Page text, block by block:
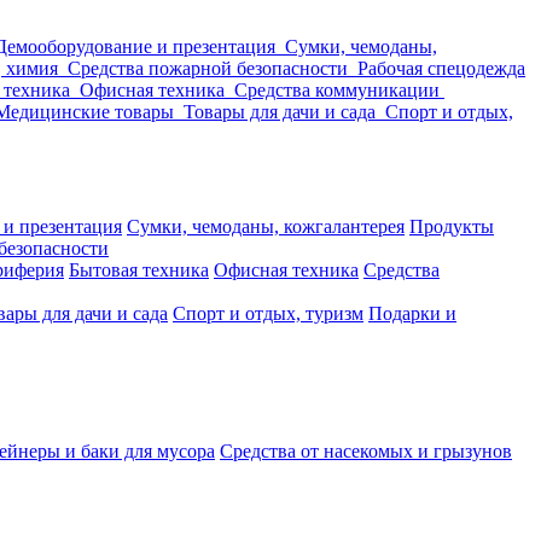
и презентация Сумки, чемоданы,
химия Средства пожарной безопасности Рабочая спецодежда
Офисная техника Средства коммуникации
товары Товары для дачи и сада Спорт и отдых,
презентация Сумки, чемоданы, кожгалантерея Продукты
Бытовая техника Офисная техника Средства
для дачи и сада Спорт и отдых, туризм Подарки и
и баки для мусора Средства от насекомых и грызунов